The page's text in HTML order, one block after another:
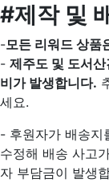
#제작 및
-모든 리워드 상품
- 제주도 및 도서
비가 발생합니다.
세요.
- 후원자가 배송지
수정해 배송 사고
자 부담금이 발생